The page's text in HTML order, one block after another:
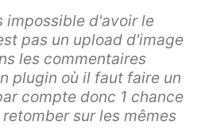
impossible d'avoir le
pas un upload d'image
les commentaires
plugin où il faut faire un
compte donc 1 chance
sur les mêmes